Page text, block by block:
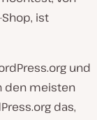
ist
und
den meisten
das,